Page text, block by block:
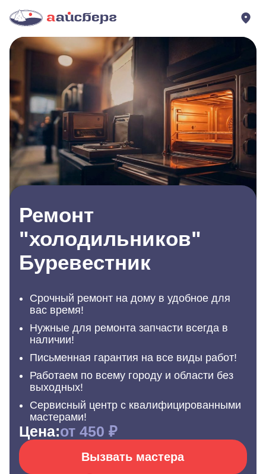
Ремонт
"холодильников"
Буревестник
Срочный ремонт на дому в удобное для
вас время!
Нужные для ремонта запчасти всегда в
наличии!
Письменная гарантия на все виды работ!
Работаем по всему городу и области без
выходных!
Сервисный центр с квалифицированными
мастерами!
Цена:от 450 ₽
Вызвать мастера